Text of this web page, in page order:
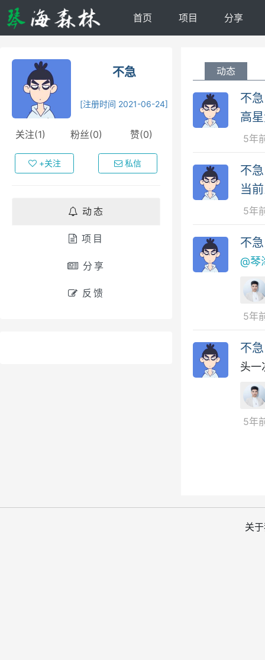
首页 项目 分享
不急
[注册时间 2021-06-24]
关注(1) 粉丝(0) 赞(0)
+关注 私信
动态
项目
分享
反馈
动态
不急
高
5年
不急
当
5年
不急
@琴
5年
不急
头一
5年
关